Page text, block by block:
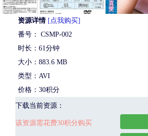
资源详情 [点我购买]
番号： CSMP-002
时长：61分钟
大小：883.6 MB
类型：AVI
价格：30积分
下载当前资源：
该资源需花费30积分购买